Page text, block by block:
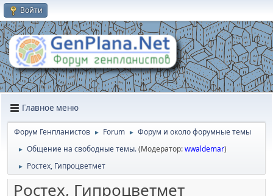
Войти
Главное меню
Форум Генпланистов ► Forum ► Форум и около форумные темы
► Общение на свободные темы.(Модератор:wwaldemar)
► Ростех, Гипроцветмет
Ростех, Гипроцветмет